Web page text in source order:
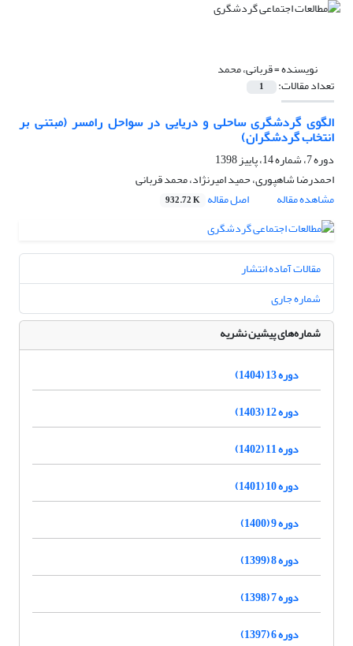
نویسنده =قربانی، محمد
تعداد مقالات: 1
الگوی گردشگری ساحلی و دریایی در سواحل رامسر (مبتنی بر
انتخاب گردشگران)
دوره 7، شماره 14، پاییز 1398
احمدرضا شاهپوری، حمید امیرنژاد، محمد قربانی
مشاهده مقاله
اصل مقاله 932.72 K
مقالات آماده انتشار
شماره جاری
شماره‌های پیشین نشریه
دوره 13 (1404)
دوره 12 (1403)
دوره 11 (1402)
دوره 10 (1401)
دوره 9 (1400)
دوره 8 (1399)
دوره 7 (1398)
دوره 6 (1397)